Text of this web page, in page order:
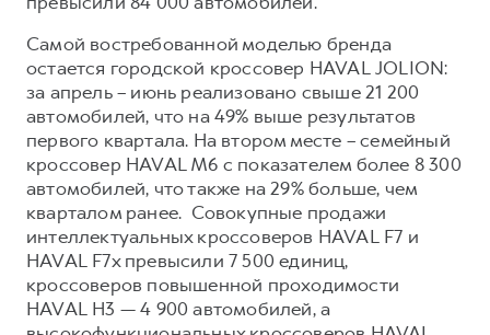
Автомобильные аксессуары
Коллекция CITY
Коллекция Базовая
Коллекция Детская
Коллекция Базовая
Коллекция Детская
Самой востребованной моделью бренда
остается городской кроссовер HAVAL JOLION:
за апрель – июнь реализовано свыше 21 200
автомобилей, что на 49% выше результатов
первого квартала. На втором месте – семейный
кроссовер HAVAL M6 с показателем более 8 300
автомобилей, что также на 29% больше, чем
кварталом ранее. Совокупные продажи
интеллектуальных кроссоверов HAVAL F7 и
HAVAL F7x превысили 7 500 единиц,
кроссоверов повышенной проходимости
HAVAL H3 — 4 900 автомобилей, а